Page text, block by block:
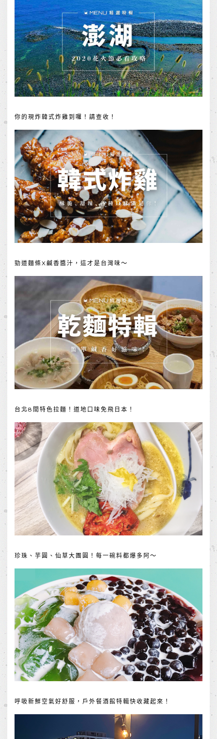
你的現炸韓式炸雞到囉！請查收！
勁道麵條X鹹香醬汁，這才是台灣味～
台北8間特色拉麵！道地口味免飛日本！
珍珠、芋圓、仙草大團圓！每一碗料都爆多阿～
呼吸新鮮空氣好舒服，戶外餐酒館特輯快收藏起來！